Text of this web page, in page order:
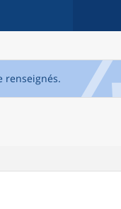
renseignés.